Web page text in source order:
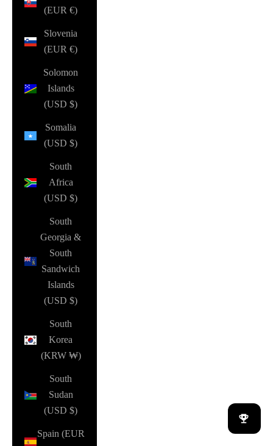
(EUR €)
Slovenia
(EUR €)
Solomon
Islands
(USD $)
Somalia
(USD $)
South
Africa
(USD $)
South
Georgia &
South
Sandwich
Islands
(USD $)
South
Korea
(KRW ₩)
South
Sudan
(USD $)
Spain (EUR